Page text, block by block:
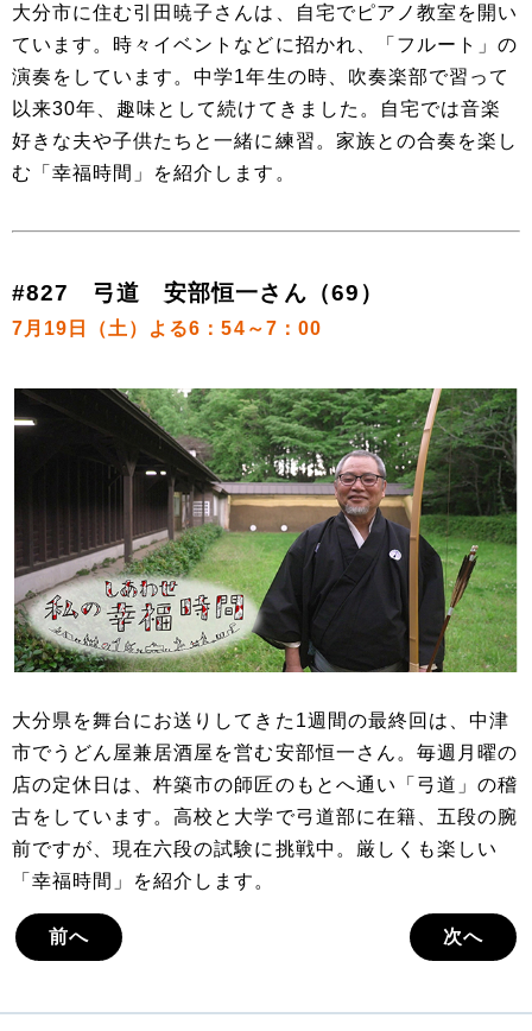
大分市に住む引田暁子さんは、自宅でピアノ教室を開い
ています。時々イベントなどに招かれ、「フルート」の
演奏をしています。中学1年生の時、吹奏楽部で習って
以来30年、趣味として続けてきました。自宅では音楽
好きな夫や子供たちと一緒に練習。家族との合奏を楽し
む「幸福時間」を紹介します。
#827 弓道 安部恒一さん（69）
7月19日（土）よる6：54～7：00
大分県を舞台にお送りしてきた1週間の最終回は、中津
市でうどん屋兼居酒屋を営む安部恒一さん。毎週月曜の
店の定休日は、杵築市の師匠のもとへ通い「弓道」の稽
古をしています。高校と大学で弓道部に在籍、五段の腕
前ですが、現在六段の試験に挑戦中。厳しくも楽しい
「幸福時間」を紹介します。
前へ 次へ